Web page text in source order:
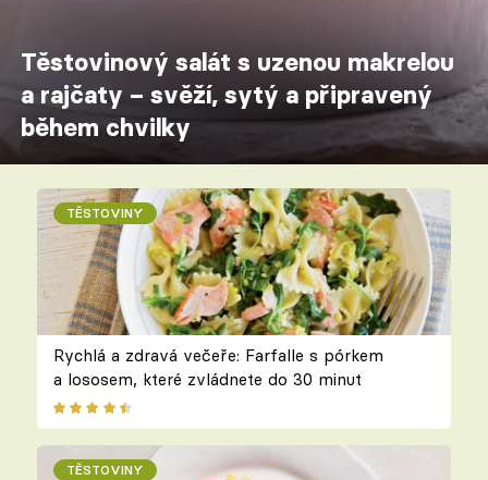
Těstovinový salát s uzenou makrelou
a rajčaty – svěží, sytý a připravený
během chvilky
TĚSTOVINY
Rychlá a zdravá večeře: Farfalle s pórkem
a lososem, které zvládnete do 30 minut
TĚSTOVINY